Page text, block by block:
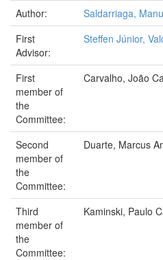
Author:
Saldarriaga,
First
Advisor:
Steffen Júnior,
First
member of
the
Committee:
Carvalho, João
Second
member of
the
Committee:
Duarte, Marcus
Third
member of
the
Committee:
Kaminski, Paulo